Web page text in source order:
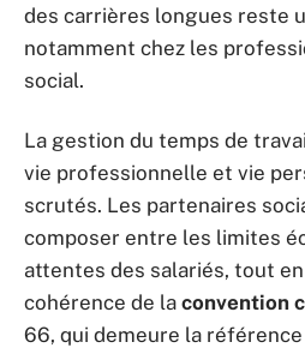
des carrières longues reste
notamment chez les
social.
La gestion du temps de
vie professionnelle et vie
scrutés. Les partenaires
composer entre les limites
attentes des salariés, tout
cohérence de la convention
66, qui demeure la référence